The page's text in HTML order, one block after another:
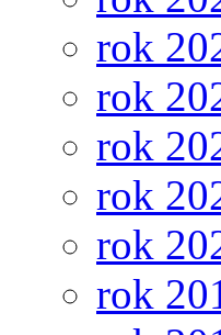
rok
rok
rok
rok
rok
rok